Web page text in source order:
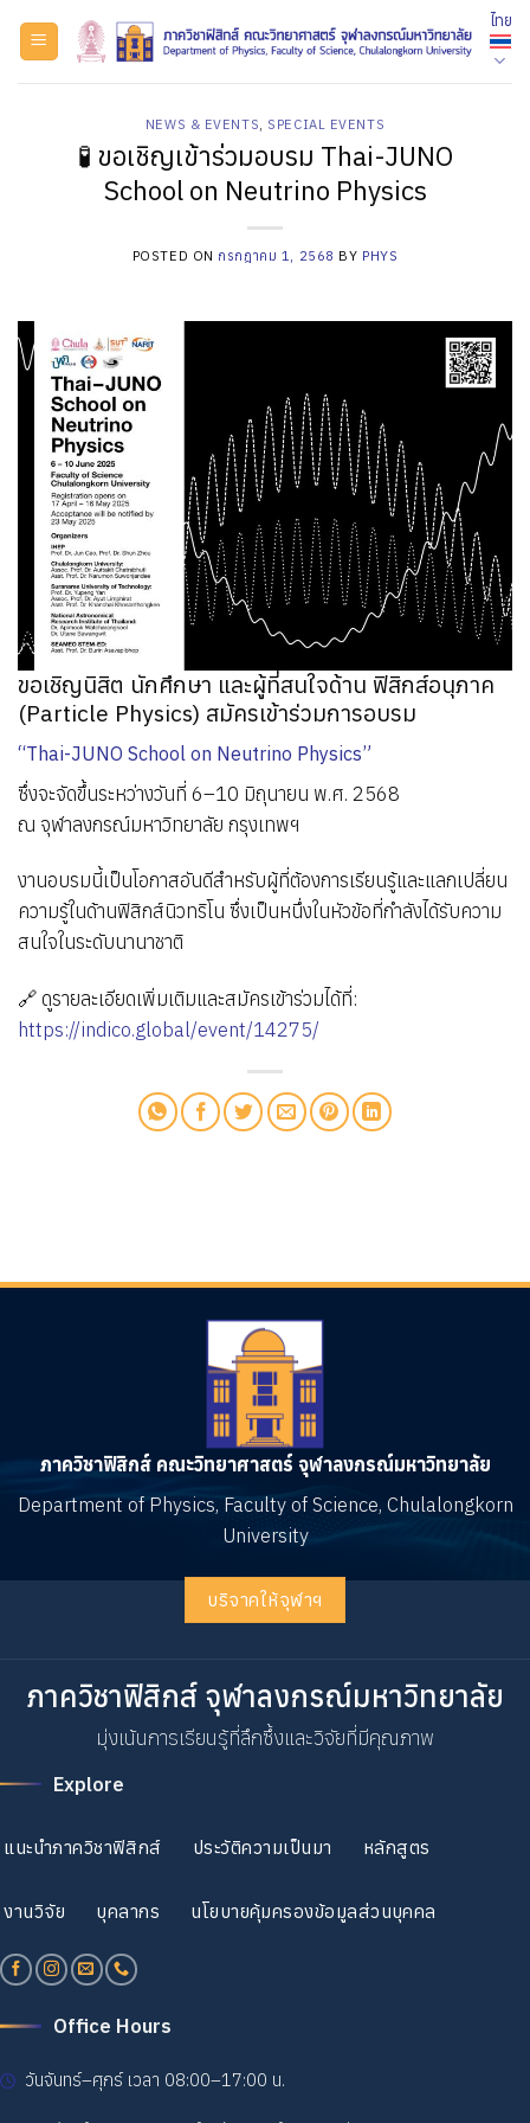
ไทย
NEWS & EVENTS, SPECIAL EVENTS
🧪 ขอเชิญเข้าร่วมอบรม Thai-JUNO
School on Neutrino Physics
POSTED ON กรกฎาคม 1, 2568 BY PHYS
ขอเชิญนิสิต นักศึกษา และผู้ที่สนใจด้าน ฟิสิกส์อนุภาค
(Particle Physics) สมัครเข้าร่วมการอบรม
“Thai-JUNO School on Neutrino Physics”
ซึ่งจะจัดขึ้นระหว่างวันที่ 6–10 มิถุนายน พ.ศ. 2568
ณ จุฬาลงกรณ์มหาวิทยาลัย กรุงเทพฯ
งานอบรมนี้เป็นโอกาสอันดีสำหรับผู้ที่ต้องการเรียนรู้และแลกเปลี่ยน
ความรู้ในด้านฟิสิกส์นิวทริโน ซึ่งเป็นหนึ่งในหัวข้อที่กำลังได้รับความ
สนใจในระดับนานาชาติ
🔗 ดูรายละเอียดเพิ่มเติมและสมัครเข้าร่วมได้ที่:
https://indico.global/event/14275/
ภาควิชาฟิสิกส์ คณะวิทยาศาสตร์ จุฬาลงกรณ์มหาวิทยาลัย
Department of Physics, Faculty of Science, Chulalongkorn
University
บริจาคให้จุฬาฯ
ภาควิชาฟิสิกส์ จุฬาลงกรณ์มหาวิทยาลัย
มุ่งเน้นการเรียนรู้ที่ลึกซึ้งและวิจัยที่มีคุณภาพ
Explore
แนะนำภาควิชาฟิสิกส์ ประวัติความเป็นมา หลักสูตร
งานวิจัย บุคลากร นโยบายคุ้มครองข้อมูลส่วนบุคคล
Office Hours
วันจันทร์–ศุกร์ เวลา 08:00–17:00 น.